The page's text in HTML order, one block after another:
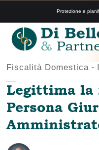
Protezione e
Fiscalità Domestica
Legittima la
Persona